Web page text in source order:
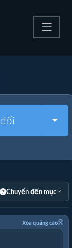
Chuyển đến mục
Xóa quảng cáo